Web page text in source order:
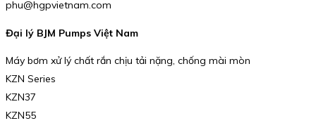
phu@hgpvietnam.com
Đại lý BJM Pumps Việt Nam
Máy bơm xử lý chất rắn chịu tải nặng, chống mài mòn
KZN Series
KZN37
KZN55